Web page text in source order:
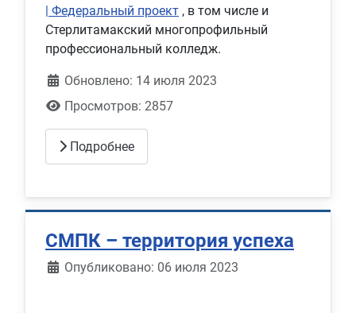
| Федеральный проект , в том числе и
Стерлитамакский многопрофильный
профессиональный колледж.
Обновлено: 14 июля 2023
Просмотров: 2857
Подробнее
СМПК – территория успеха
Информация о материале
Опубликовано: 06 июля 2023